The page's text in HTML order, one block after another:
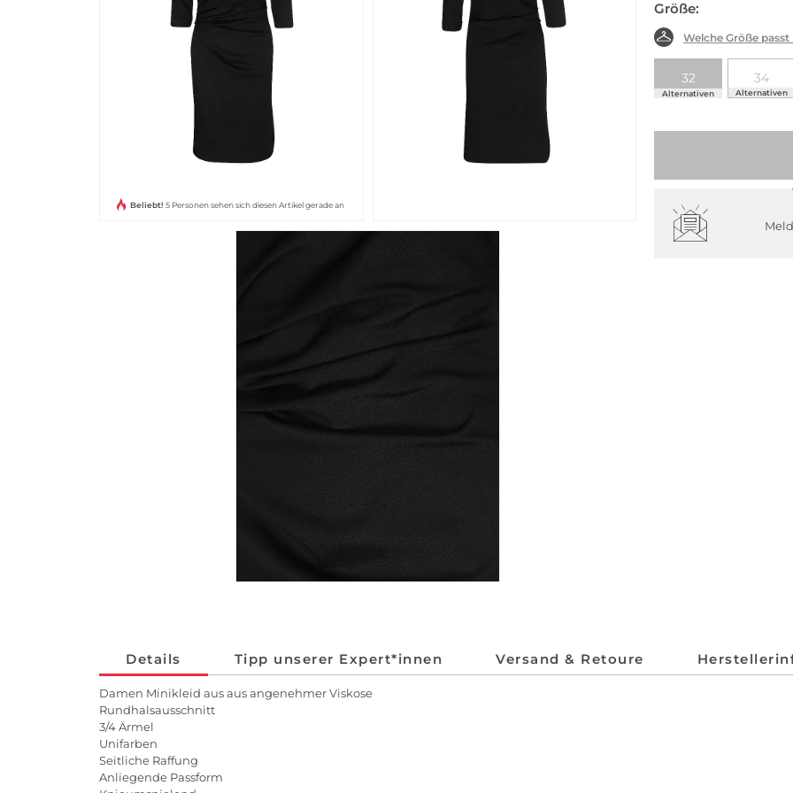
Beliebt! 5 Personen sehen sich diesen Artikel gerade an
Größe:
Welche Größe passt
32
Alternativen
34
Alternativen
Details Tipp unserer Expert*innen Versand & Retoure
Damen Minikleid aus aus angenehmer Viskose
Rundhalsausschnitt
3/4 Ärmel
Unifarben
Seitliche Raffung
Anliegende Passform